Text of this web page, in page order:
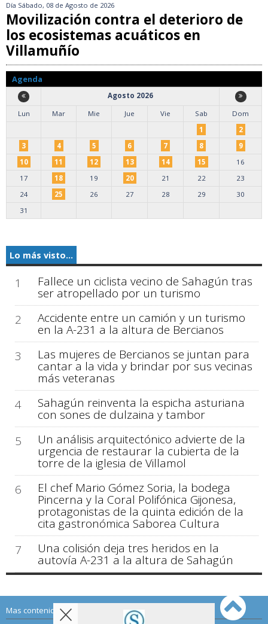
Día Sábado, 08 de Agosto de 2026
Movilización contra el deterioro de
los ecosistemas acuáticos en
Villamuñío
Agenda
Agosto 2026
Lun
Mar Mie Jue Vie Sab
Dom
1
2
3
4 5 6 7 8
9
10
11 12 13 14 15
16
17
18 19 20 21 22
23
24
25 26 27 28 29
30
31
Lo más visto...
1 Fallece un ciclista vecino de Sahagún tras
ser atropellado por un turismo
2
Accidente entre un camión y un turismo
en la A-231 a la altura de Bercianos
3
Las mujeres de Bercianos se juntan para
cantar a la vida y brindar por sus vecinas
más veteranas
4
Sahagún reinventa la espicha asturiana
con sones de dulzaina y tambor
5
Un análisis arquitectónico advierte de la
urgencia de restaurar la cubierta de la
torre de la iglesia de Villamol
6
El chef Mario Gómez Soria, la bodega
Pincerna y la Coral Polifónica Gijonesa,
protagonistas de la quinta edición de la
cita gastronómica Saborea Cultura
7
Una colisión deja tres heridos en la
autovía A-231 a la altura de Sahagún
Mas contenido de Sahagún Digital: